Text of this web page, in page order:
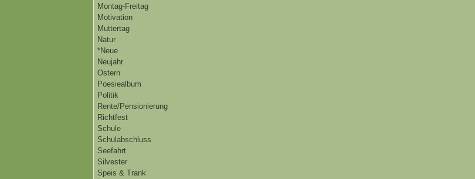
Montag-Freitag
Motivation
Muttertag
Natur
*Neue
Neujahr
Ostern
Poesiealbum
Politik
Rente/Pensionierung
Richtfest
Schule
Schulabschluss
Seefahrt
Silvester
Speis & Trank